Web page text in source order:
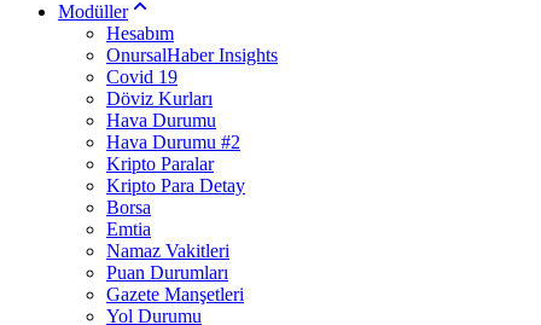
Modüller
Hesabım
OnursalHaber Insights
Covid 19
Döviz Kurları
Hava Durumu
Hava Durumu #2
Kripto Paralar
Kripto Para Detay
Borsa
Emtia
Namaz Vakitleri
Puan Durumları
Gazete Manşetleri
Yol Durumu